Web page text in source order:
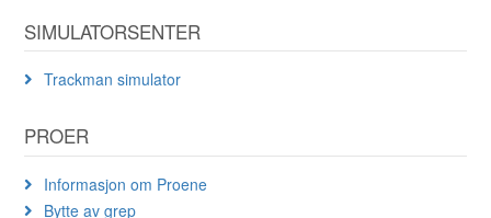
SIMULATORSENTER
Trackman simulator
PROER
Informasjon om Proene
Bytte av grep